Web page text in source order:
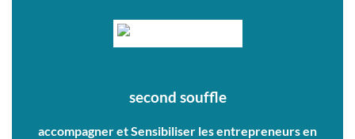
second souffle
accompagner et Sensibiliser les entrepreneurs en